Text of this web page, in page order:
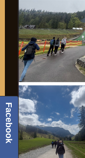
Facebook